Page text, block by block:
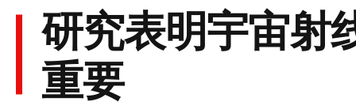
研究表明宇宙射
重要